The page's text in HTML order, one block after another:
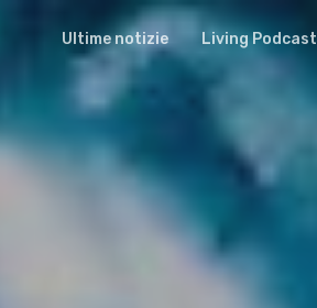
Ultime notizie Living Podcast